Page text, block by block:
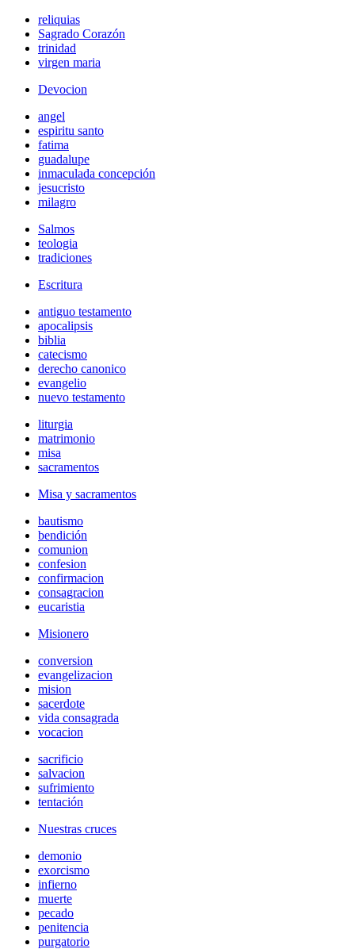
reliquias
Sagrado Corazón
trinidad
virgen maria
Devocion
angel
espiritu santo
fatima
guadalupe
inmaculada concepción
jesucristo
milagro
Salmos
teologia
tradiciones
Escritura
antiguo testamento
apocalipsis
biblia
catecismo
derecho canonico
evangelio
nuevo testamento
liturgia
matrimonio
misa
sacramentos
Misa y sacramentos
bautismo
bendición
comunion
confesion
confirmacion
consagracion
eucaristia
Misionero
conversion
evangelizacion
mision
sacerdote
vida consagrada
vocacion
sacrificio
salvacion
sufrimiento
tentación
Nuestras cruces
demonio
exorcismo
infierno
muerte
pecado
penitencia
purgatorio